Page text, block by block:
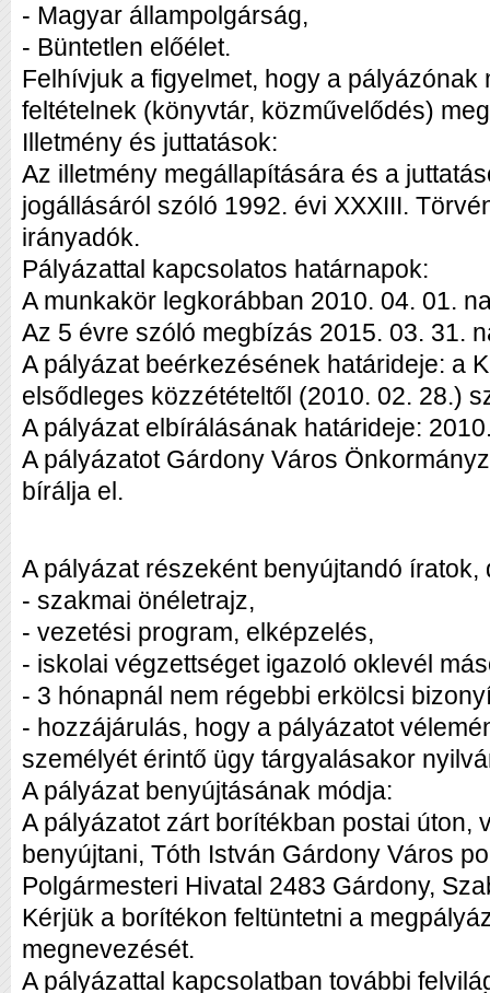
- Magyar állampolgárság,
- Büntetlen előélet.
Felhívjuk a figyelmet, hogy a pályázónak
feltételnek (könyvtár, közművelődés)
Illetmény és juttatások:
Az illetmény megállapítására és a
jogállásáról szóló 1992. évi XXXIII.
irányadók.
Pályázattal kapcsolatos határnapok:
A munkakör legkorábban 2010. 04. 01.
Az 5 évre szóló megbízás 2015. 03. 31.
A pályázat beérkezésének határideje: a
elsődleges közzétételtől (2010. 02. 28.)
A pályázat elbírálásának határideje:
A pályázatot Gárdony Város
bírálja el.
A pályázat részeként benyújtandó íratok,
- szakmai önéletrajz,
- vezetési program, elképzelés,
- iskolai végzettséget igazoló oklevél
- 3 hónapnál nem régebbi erkölcsi
- hozzájárulás, hogy a pályázatot
személyét érintő ügy tárgyalásakor
A pályázat benyújtásának módja:
A pályázatot zárt borítékban postai úton,
benyújtani, Tóth István Gárdony Város
Polgármesteri Hivatal 2483 Gárdony,
Kérjük a borítékon feltüntetni a
megnevezését.
A pályázattal kapcsolatban további